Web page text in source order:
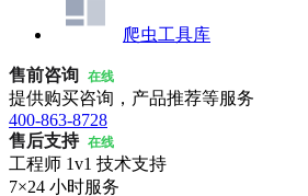
爬虫工具库
售前咨询 在线
提供购买咨询，产品推荐等服务
400-863-8728
售后支持 在线
工程师 1v1 技术支持
7×24 小时服务